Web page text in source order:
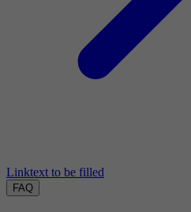
Linktext to be filled
FAQ